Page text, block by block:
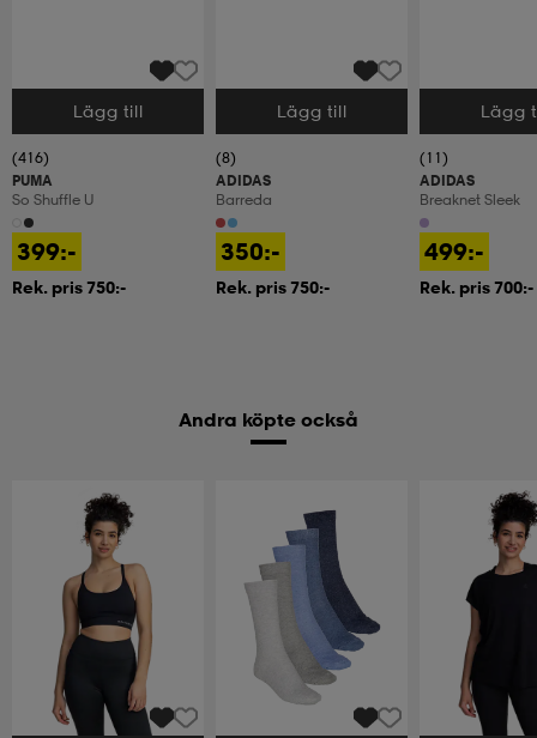
Välj storlek
Lägg till
(416)
PUMA
So Shuffle U
399:-
Rek. pris 750:-
Välj storlek
Lägg till
(8)
ADIDAS
Barreda
350:-
Rek. pris 750:-
Välj storlek
Lägg
(11)
ADIDAS
Breaknet Sleek
499:-
Rek. pris 700:-
Andra köpte också